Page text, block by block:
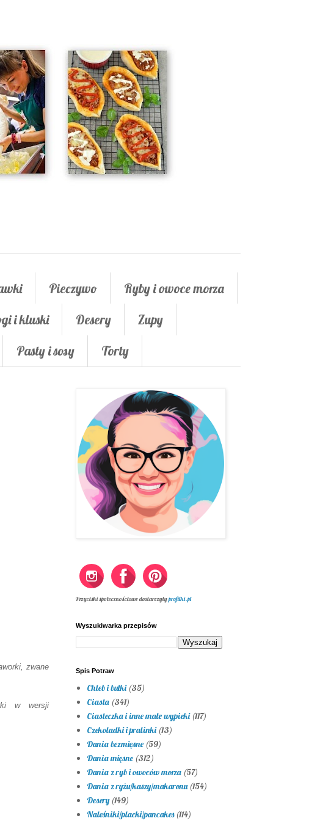
Pieczywo
Ryby i owoce morza
i kluski Desery
Zupy
Pasty i sosy Torty
zwane
w wersji
Przyciski społecznościowe dostarczyłyprofilki.pl
Wyszukiwarka przepisów
Spis Potraw
Chleb i bułki (35)
Ciasta (341)
Ciasteczka i inne małe wypieki (117)
Czekoladki i pralinki (13)
Dania bezmięsne (59)
Dania mięsne (312)
Dania z ryb i owoców morza (57)
Dania z ryżu/kaszy/makaronu (154)
Desery (149)
Naleśniki/placki/pancakes (114)